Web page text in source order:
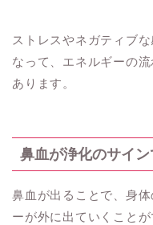
ストレスやネガティブ
なって、エネルギーの
あります。
鼻血が浄化のサイ
鼻血が出ることで、身
ーが外に出ていくことが